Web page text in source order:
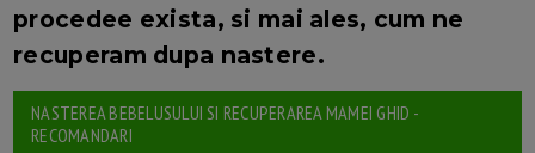
procedee exista, si mai ales, cum ne
recuperam dupa nastere.
NASTEREA BEBELUSULUI SI RECUPERAREA MAMEI GHID -
RECOMANDARI